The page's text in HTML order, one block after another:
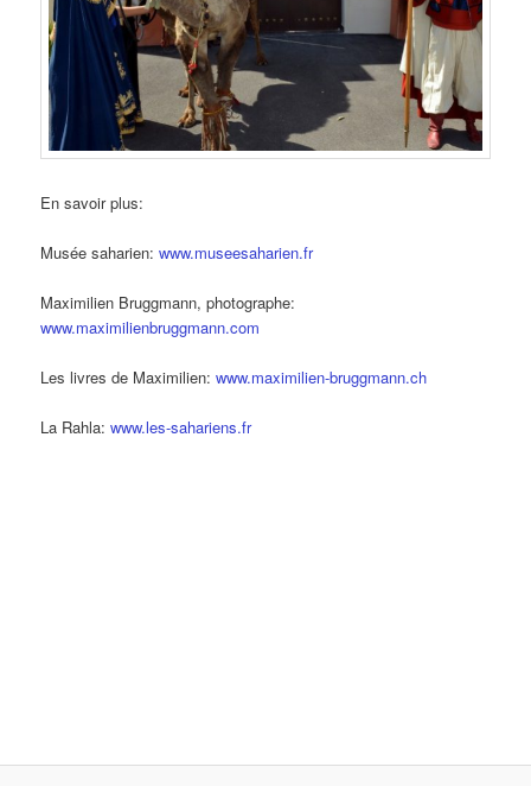
En savoir plus:
Musée saharien:www.museesaharien.fr
Maximilien Bruggmann, photographe:
www.maximilienbruggmann.com
Les livres de Maximilien:www.maximilien-bruggmann.ch
La Rahla:www.les-sahariens.fr